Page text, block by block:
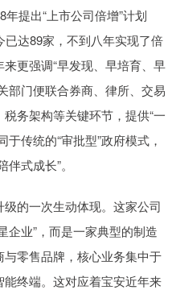
提出“上市公司倍增”计划
达89家，不到八年实现了倍
更强调“早发现、早培育、早
部门便联合券商、律所、交易
务架构等关键环节，提供“一
传统的“审批型”政府模式，
式成长”。
的一次生动体现。这家公司
企业”，而是一家典型的制造
零售品牌，核心业务集中于
终端。这对应着宝安近年来